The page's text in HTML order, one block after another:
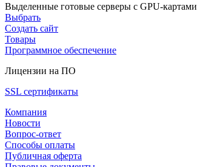
Выделенные готовые серверы с GPU-картами
Выбрать
Создать сайт
Товары
Программное обеспечение
Лицензии на ПО
SSL сертификаты
Компания
Новости
Вопрос-ответ
Способы оплаты
Публичная оферта